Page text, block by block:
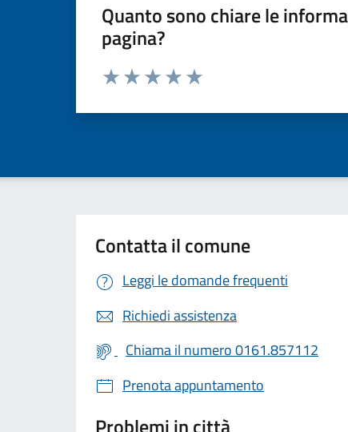
Quanto sono chiare le
pagina?
Valuta da 1 a 5 stelle la pagina
Contatta il comune
Leggi le domande frequenti
Richiedi assistenza
Chiama il numero 0161.857112
Prenota appuntamento